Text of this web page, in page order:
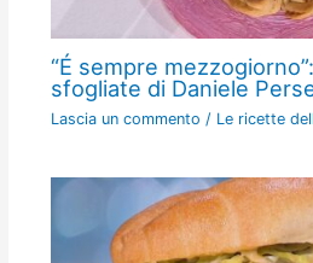
“É sempre
sfogliate di Daniele
Lascia un commento / Le ricette